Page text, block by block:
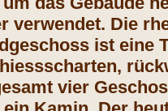
verwendet. Die
ist eine
vier